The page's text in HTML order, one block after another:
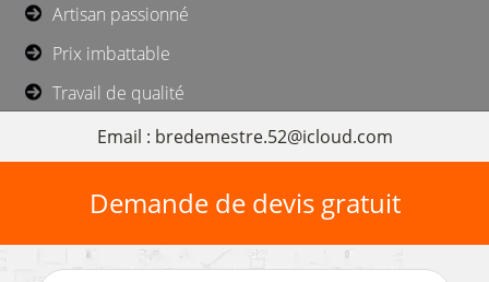
Artisan passionné
Prix imbattable
Travail de qualité
Email : bredemestre.52@icloud.com
Demande de devis gratuit